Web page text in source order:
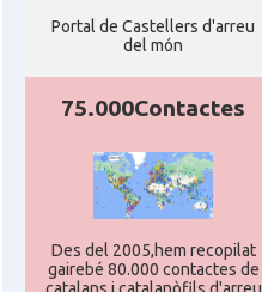
Portal de Castellers d'arreu
del món
75.000Contactes
Des del 2005,hem recopilat
gairebé 80.000 contactes de